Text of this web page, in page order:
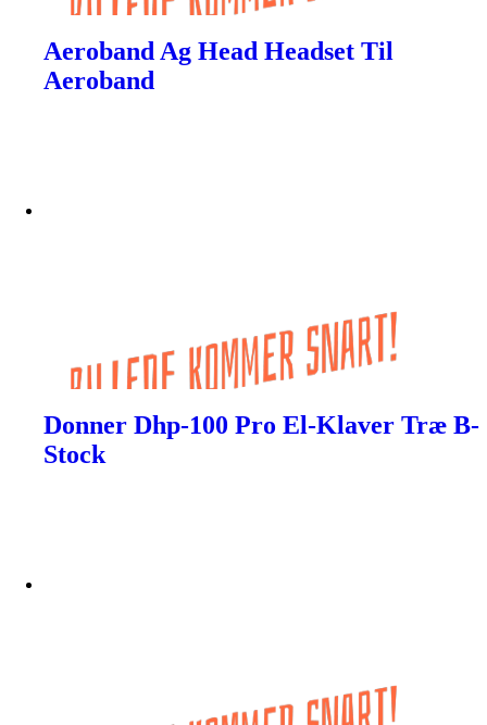
Aeroband Ag Head Headset Til
Aeroband
Donner Dhp-100 Pro El-Klaver Træ B-
Stock